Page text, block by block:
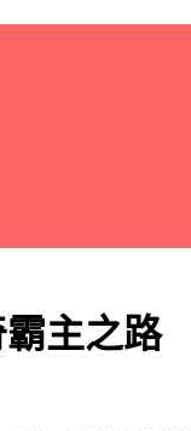
主之路